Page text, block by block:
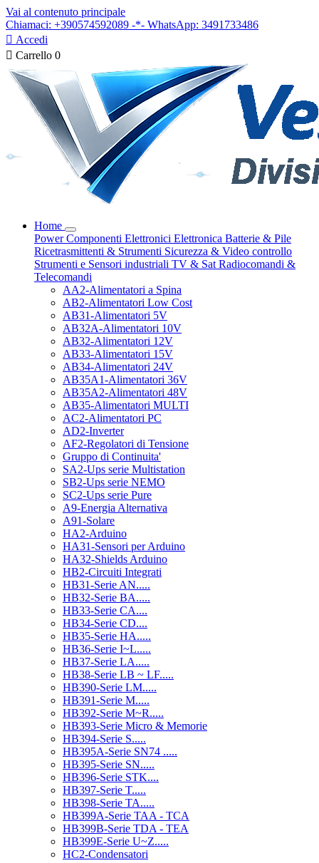
Vai al contenuto principale
Chiamaci: +390574592089 -*- WhatsApp: 3491733486
 Accedi
 Carrello 0
Home
PowerComponenti Elettronici Elettronica Batterie & Pile
Ricetrasmittenti & Strumenti Sicurezza & Video controllo
Strumenti e Sensori industriali TV & Sat Radiocomandi &
Telecomandi
AA2-Alimentatori a Spina
AB2-Alimentatori Low Cost
AB31-Alimentatori 5V
AB32A-Alimentatori 10V
AB32-Alimentatori 12V
AB33-Alimentatori 15V
AB34-Alimentatori 24V
AB35A1-Alimentatori 36V
AB35A2-Alimentatori 48V
AB35-Alimentatori MULTI
AC2-Alimentatori PC
AD2-Inverter
AF2-Regolatori di Tensione
Gruppo di Continuita'
SA2-Ups serie Multistation
SB2-Ups serie NEMO
SC2-Ups serie Pure
A9-Energia Alternativa
A91-Solare
HA2-Arduino
HA31-Sensori per Arduino
HA32-Shields Arduino
HB2-Circuiti Integrati
HB31-Serie AN.....
HB32-Serie BA.....
HB33-Serie CA....
HB34-Serie CD....
HB35-Serie HA.....
HB36-Serie I~L.....
HB37-Serie LA.....
HB38-Serie LB ~ LF.....
HB390-Serie LM.....
HB391-Serie M.....
HB392-Serie M~R.....
HB393-Serie Micro & Memorie
HB394-Serie S.....
HB395A-Serie SN74 .....
HB395-Serie SN.....
HB396-Serie STK....
HB397-Serie T.....
HB398-Serie TA.....
HB399A-Serie TAA - TCA
HB399B-Serie TDA - TEA
HB399E-Serie U~Z.....
HC2-Condensatori